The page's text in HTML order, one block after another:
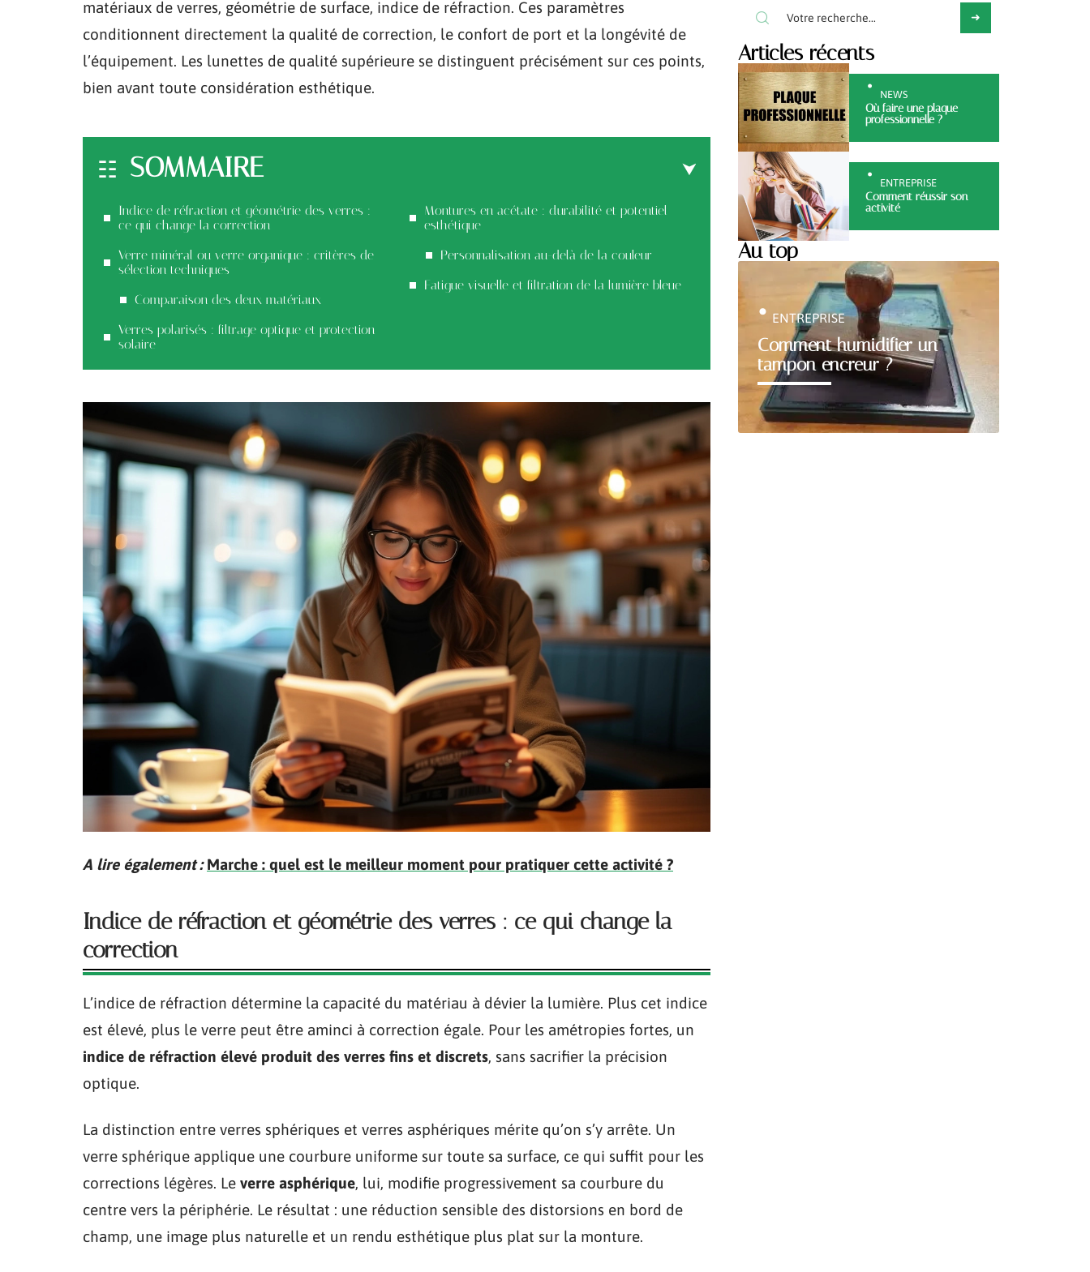
matériaux de verres, géométrie de surface, indice de réfraction. Ces paramètres
conditionnent directement la qualité de correction, le confort de port et la longévité de
l’équipement. Les lunettes de qualité supérieure se distinguent précisément sur ces points,
bien avant toute considération esthétique.
SOMMAIRE
Indice de réfraction et géométrie des verres :
ce qui change la correction
Verre minéral ou verre organique : critères de
sélection techniques
Comparaison des deux matériaux
Verres polarisés : filtrage optique et protection
solaire
Montures en acétate : durabilité et potentiel
esthétique
Personnalisation au-delà de la couleur
Fatigue visuelle et filtration de la lumière bleue
A lire également : Marche : quel est le meilleur moment pour pratiquer cette activité ?
Indice de réfraction et géométrie des verres : ce qui change la
correction
L’indice de réfraction détermine la capacité du matériau à dévier la lumière. Plus cet indice
est élevé, plus le verre peut être aminci à correction égale. Pour les amétropies fortes, un
indice de réfraction élevé produit des verres fins et discrets, sans sacrifier la précision
optique.
La distinction entre verres sphériques et verres asphériques mérite qu’on s’y arrête. Un
verre sphérique applique une courbure uniforme sur toute sa surface, ce qui suffit pour les
corrections légères. Le verre asphérique, lui, modifie progressivement sa courbure du
centre vers la périphérie. Le résultat : une réduction sensible des distorsions en bord de
champ, une image plus naturelle et un rendu esthétique plus plat sur la monture.
Articles récents
NEWS
Où faire une plaque
professionnelle ?
ENTREPRISE
Comment réussir son
activité
Au top
Comment humidifier un
tampon encreur ?
ENTREPRISE